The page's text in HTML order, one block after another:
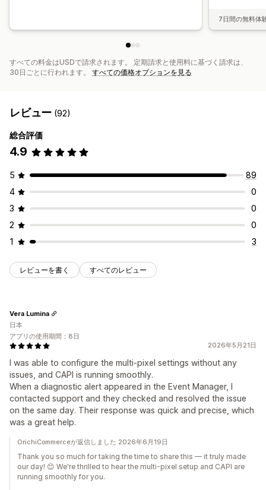
7日間の無料体
すべての料金はUSDで請求されます。 定期請求と使用料に基づく請求は、
30日ごとに行われます。 すべての価格オプションを見る
レビュー (92)
総合評価
4.9
5
89
4
0
3
0
2
0
1
3
レビューを書く すべてのレビュー
2026年5月21日
I was able to configure the multi-pixel settings without any
issues, and CAPI is running smoothly.
When a diagnostic alert appeared in the Event Manager, I
contacted support and they checked and resolved the issue
on the same day. Their response was quick and precise, which
was a great help.
Vera Lumina
日本
アプリの使用期間：8日
OrichiCommerceが返信しました 2026年6月19日
Thank you so much for taking the time to share this — it truly made
our day! 😊 We're thrilled to hear the multi-pixel setup and CAPI are
running smoothly for you.